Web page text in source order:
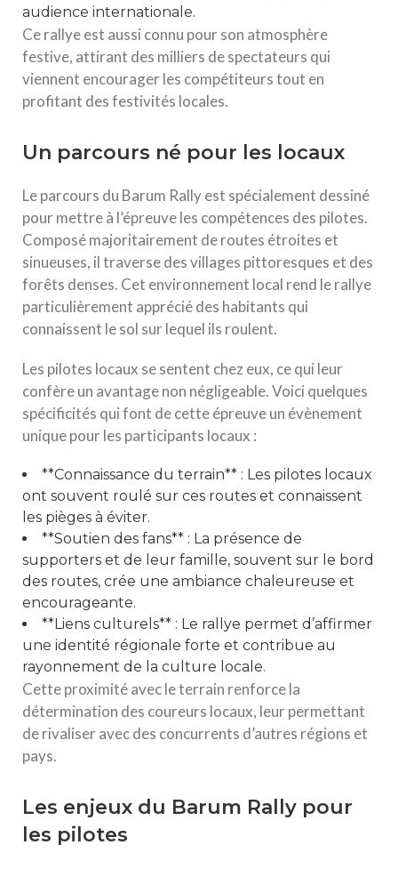
audience internationale.
Ce rallye est aussi connu pour son atmosphère
festive, attirant des milliers de spectateurs qui
viennent encourager les compétiteurs tout en
profitant des festivités locales.
Un parcours né pour les locaux
Le parcours du Barum Rally est spécialement dessiné
pour mettre à l’épreuve les compétences des pilotes.
Composé majoritairement de routes étroites et
sinueuses, il traverse des villages pittoresques et des
forêts denses. Cet environnement local rend le rallye
particulièrement apprécié des habitants qui
connaissent le sol sur lequel ils roulent.
Les pilotes locaux se sentent chez eux, ce qui leur
confère un avantage non négligeable. Voici quelques
spécificités qui font de cette épreuve un évènement
unique pour les participants locaux :
**Connaissance du terrain** : Les pilotes locaux
ont souvent roulé sur ces routes et connaissent
les pièges à éviter.
**Soutien des fans** : La présence de
supporters et de leur famille, souvent sur le bord
des routes, crée une ambiance chaleureuse et
encourageante.
**Liens culturels** : Le rallye permet d’affirmer
une identité régionale forte et contribue au
rayonnement de la culture locale.
Cette proximité avec le terrain renforce la
détermination des coureurs locaux, leur permettant
de rivaliser avec des concurrents d’autres régions et
pays.
Les enjeux du Barum Rally pour
les pilotes